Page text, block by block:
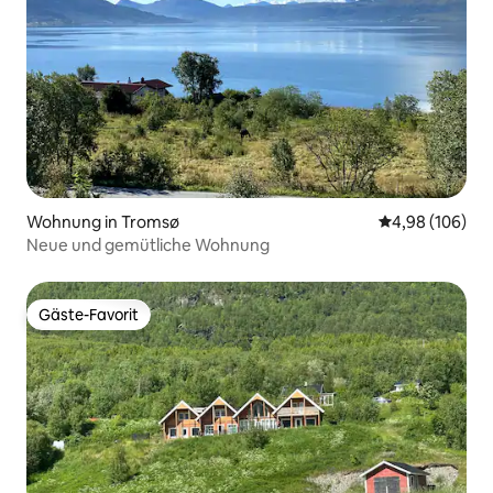
Wohnung in Tromsø
4,98 (106)
Neue und gemütliche Wohnung
Gäste-Favorit
Gäste-Favorit